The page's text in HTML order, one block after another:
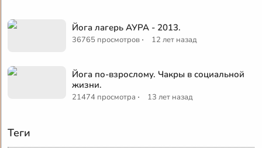
Йога лагерь АУРА - 2013.
36765 просмотров · 12 лет назад
Йога по-взрослому. Чакры в социальной
жизни.
21474 просмотра · 13 лет назад
Теги